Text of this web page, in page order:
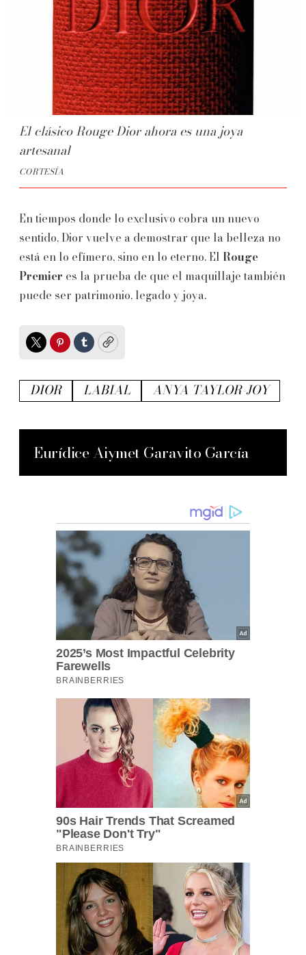
El clásico Rouge Dior ahora es una joya
artesanal
CORTESÍA
En tiempos donde lo exclusivo cobra un nuevo
sentido, Dior vuelve a demostrar que la belleza no
está en lo efímero, sino en lo eterno. El Rouge
Premier es la prueba de que el maquillaje también
puede ser patrimonio, legado y joya.
TwitterPinterest
TumblrCopy
DIOR LABIAL ANYA TAYLOR-JOY
Eurídice Aiymet Garavito García